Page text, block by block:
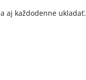
a aj každodenne ukladať.